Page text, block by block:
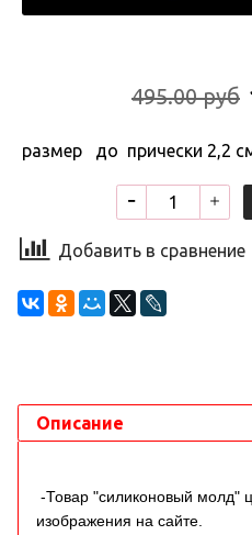
495.00 руб
размер до прически 2,2
Добавить в сравнение
Описание
-Товар "силиконовый молд"
изображения на сайте.